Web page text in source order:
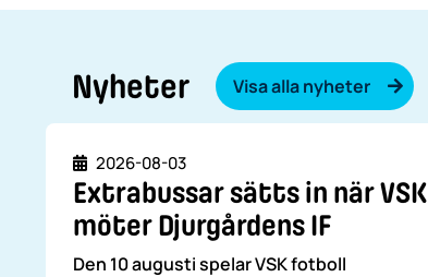
Nyheter Visa alla nyheter
Datum
2026-08-03
Extrabussar sätts in när VSK
möter Djurgårdens IF
Den 10 augusti spelar VSK fotboll